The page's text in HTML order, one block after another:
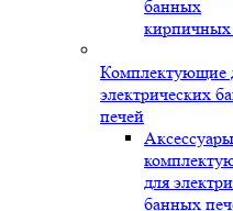
банных
кирпичных
Комплектующие
электрических
печей
для
банных